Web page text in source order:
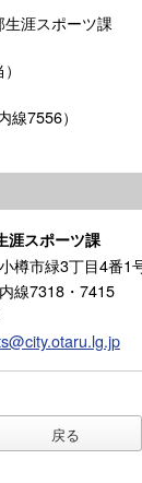
涯スポーツ課
7556）
スポーツ課
樽市緑3丁目4番1
線7318・7415
戻る